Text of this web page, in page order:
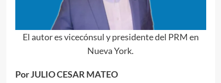
El autor es vicecónsul y presidente del PRM en
Nueva York.
Por JULIO CESAR MATEO